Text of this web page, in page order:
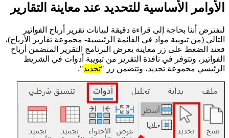
الأوامر الأساسية للتحديد عند معاينة التقارير
لنفترض أننا بحاجة إلى قراءة دقيقة لبيانات تقرير أرباح الفواتير
التالي (من تبويبة مواد في القائمة الرئيسية- مجموعة تقارير الأرباح)،
فعند الضغط على زر معاينة يعرض البرنامج التقرير المتضمن أرباح
الفواتير، وتتوفر في نافذة التقرير من تبويبة أدوات في الشريط
الرئيسي مجموعة تحديد، وتتضمن زر "تحديد".